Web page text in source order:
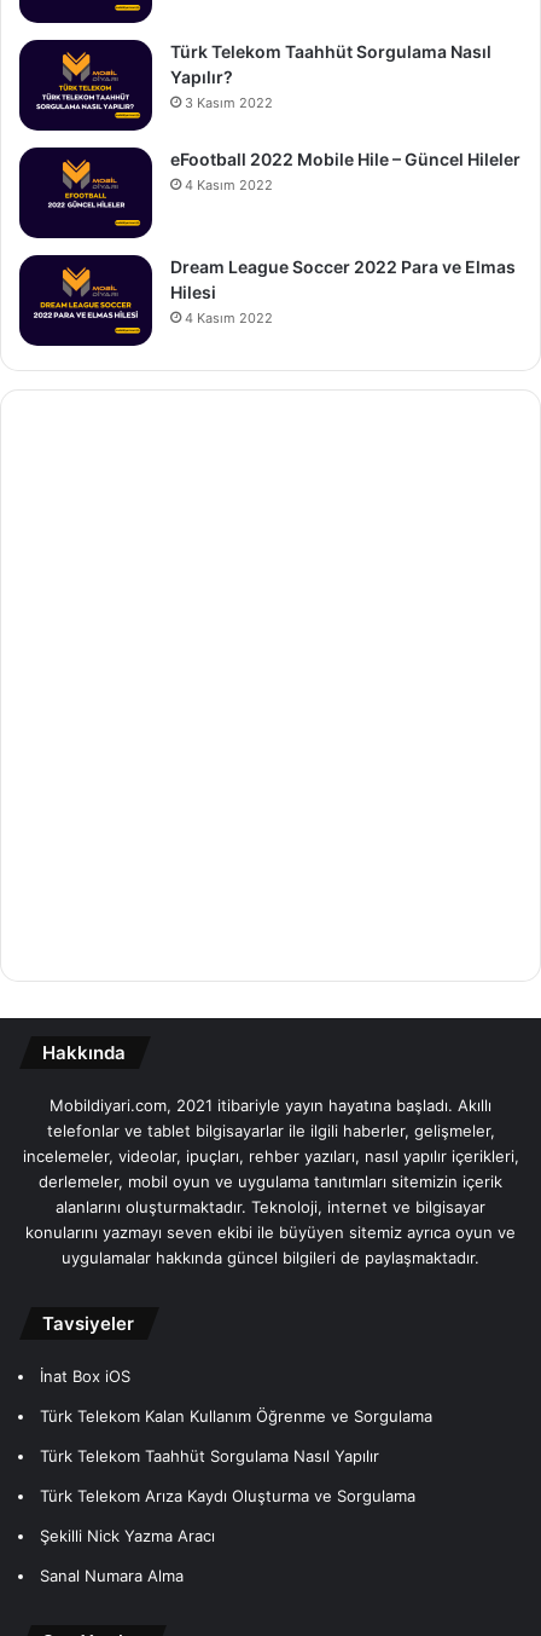
Türk Telekom Taahhüt Sorgulama Nasıl
Yapılır?
3 Kasım 2022
eFootball 2022 Mobile Hile – Güncel Hileler
4 Kasım 2022
Dream League Soccer 2022 Para ve Elmas
Hilesi
4 Kasım 2022
Hakkında
Mobildiyari.com, 2021 itibariyle yayın hayatına başladı. Akıllı
telefonlar ve tablet bilgisayarlar ile ilgili haberler, gelişmeler,
incelemeler, videolar, ipuçları, rehber yazıları, nasıl yapılır içerikleri,
derlemeler, mobil oyun ve uygulama tanıtımları sitemizin içerik
alanlarını oluşturmaktadır. Teknoloji, internet ve bilgisayar
konularını yazmayı seven ekibi ile büyüyen sitemiz ayrıca oyun ve
uygulamalar hakkında güncel bilgileri de paylaşmaktadır.
Tavsiyeler
İnat Box iOS
Türk Telekom Kalan Kullanım Öğrenme ve Sorgulama
Türk Telekom Taahhüt Sorgulama Nasıl Yapılır
Türk Telekom Arıza Kaydı Oluşturma ve Sorgulama
Şekilli Nick Yazma Aracı
Sanal Numara Alma